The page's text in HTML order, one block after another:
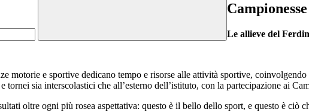
Le allieve del
motorie e sportive dedicano tempo e risorse alle attività sportive,
sia interscolastici che all’esterno dell’istituto, con la partecipazione ai
oltre ogni più rosea aspettativa: questo è il bello dello sport, e questo è